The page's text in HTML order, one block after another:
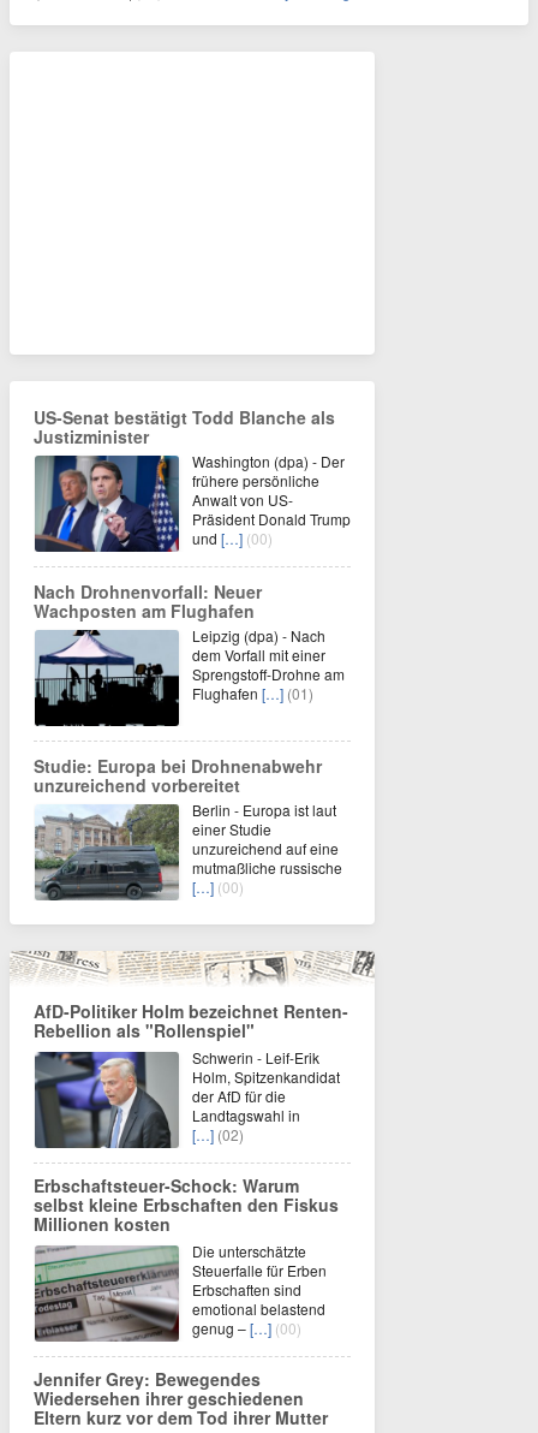
US-Senat bestätigt Todd Blanche als
Justizminister
Washington (dpa) - Der
frühere persönliche
Anwalt von US-
Präsident Donald Trump
und […] (00)
Nach Drohnenvorfall: Neuer
Wachposten am Flughafen
Leipzig (dpa) - Nach
dem Vorfall mit einer
Sprengstoff-Drohne am
Flughafen […] (01)
Studie: Europa bei Drohnenabwehr
unzureichend vorbereitet
Berlin - Europa ist laut
einer Studie
unzureichend auf eine
mutmaßliche russische
[…] (00)
AfD-Politiker Holm bezeichnet Renten-
Rebellion als "Rollenspiel"
Schwerin - Leif-Erik
Holm, Spitzenkandidat
der AfD für die
Landtagswahl in
[…] (02)
Erbschaftsteuer-Schock: Warum
selbst kleine Erbschaften den Fiskus
Millionen kosten
Die unterschätzte
Steuerfalle für Erben
Erbschaften sind
emotional belastend
genug –[…] (00)
Jennifer Grey: Bewegendes
Wiedersehen ihrer geschiedenen
Eltern kurz vor dem Tod ihrer Mutter